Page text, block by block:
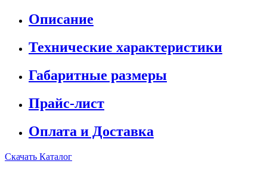
Описание
Технические характеристики
Габаритные размеры
Прайс-лист
Оплата и Доставка
Скачать Каталог